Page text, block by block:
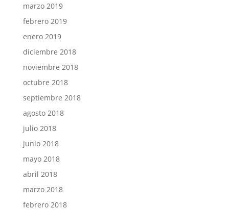
marzo 2019
febrero 2019
enero 2019
diciembre 2018
noviembre 2018
octubre 2018
septiembre 2018
agosto 2018
julio 2018
junio 2018
mayo 2018
abril 2018
marzo 2018
febrero 2018